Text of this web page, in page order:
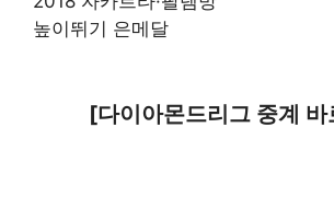
높이뛰기 은메달
[다이아몬드리그 중계 바